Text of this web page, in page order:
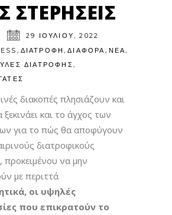
ΣΤΕΡΉΣΕΙΣ
29 ΙΟΥΛΊΟΥ, 2022
, ΔΙΑΤΡΟΦΗ,ΔΙΑΦΟΡΑ , ΝΕΑ,
ΔΙΑΤΡΟΦΗΣ ,
διακοπές πλησιάζουν και
και το άγχος των
για το πώς θα αποφύγουν
διατροφικούς
προκειμένου να μην
με περιττά
οι υψηλές
που επικρατούν το